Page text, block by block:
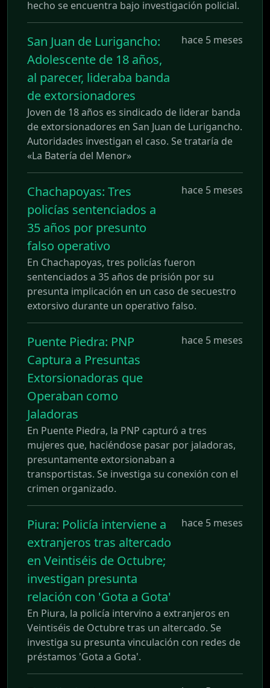
hecho se encuentra bajo investigación policial.
San Juan de Lurigancho:
Adolescente de 18 años,
al parecer, lideraba banda
de extorsionadores
hace 5 meses
Joven de 18 años es sindicado de liderar banda
de extorsionadores en San Juan de Lurigancho.
Autoridades investigan el caso. Se trataría de
«La Batería del Menor»
Chachapoyas: Tres
policías sentenciados a
35 años por presunto
falso operativo
hace 5 meses
En Chachapoyas, tres policías fueron
sentenciados a 35 años de prisión por su
presunta implicación en un caso de secuestro
extorsivo durante un operativo falso.
Puente Piedra: PNP
Captura a Presuntas
Extorsionadoras que
Operaban como
Jaladoras
hace 5 meses
En Puente Piedra, la PNP capturó a tres
mujeres que, haciéndose pasar por jaladoras,
presuntamente extorsionaban a
transportistas. Se investiga su conexión con el
crimen organizado.
Piura: Policía interviene a
extranjeros tras altercado
en Veintiséis de Octubre;
investigan presunta
relación con 'Gota a Gota'
hace 5 meses
En Piura, la policía intervino a extranjeros en
Veintiséis de Octubre tras un altercado. Se
investiga su presunta vinculación con redes de
préstamos 'Gota a Gota'.